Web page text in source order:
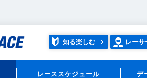
知る楽しむ レーサ
レーススケジュール デ